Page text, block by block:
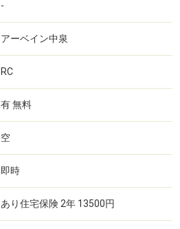
-
アーベイン中泉
RC
有 無料
空
即時
あり住宅保険 2年 13500円